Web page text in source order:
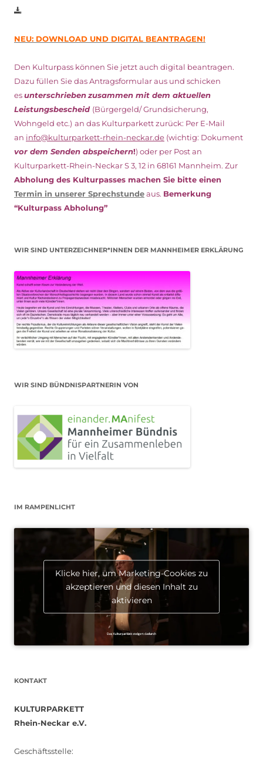
NEU: DOWNLOAD UND DIGITAL BEANTRAGEN!
Den Kulturpass können Sie jetzt auch digital beantragen.
Dazu füllen Sie das Antragsformular aus und schicken
esunterschriebenzusammen mit dem aktuellen
Leistungsbescheid (Bürgergeld/ Grundsicherung,
Wohngeld etc.) an das Kulturparkett zurück: Per E-Mail
an info@kulturparkett-rhein-neckar.de (wichtig: Dokument
vor dem Senden abspeichern!) oder per Post an
Kulturparkett-Rhein-Neckar S 3, 12 in 68161 Mannheim. Zur
Abholung des Kulturpasses machen Sie bitte einen
Termin in unserer Sprechstundeaus. Bemerkung
“Kulturpass Abholung”
WIR SIND UNTERZEICHNER*INNEN DER MANNHEIMER ERKLÄRUNG
WIR SIND BÜNDNISPARTNERIN VON
IM RAMPENLICHT
Klicke hier, um Marketing-Cookies zu
akzeptieren und diesen Inhalt zu
aktivieren
KONTAKT
KULTURPARKETT
Rhein-Neckar e.V.
Geschäftsstelle: